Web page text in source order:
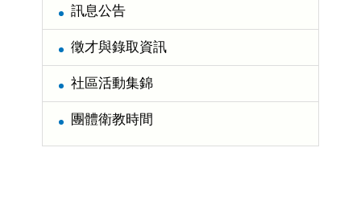
訊息公告
徵才與錄取資訊
社區活動集錦
團體衛教時間